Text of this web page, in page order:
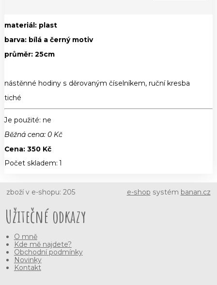
materiál: plast
barva: bílá a černý motiv
průměr: 25cm
nástěnné hodiny s děrovaným číselníkem, ruční kresba
tiché
Je použité: ne
Běžná cena: 0Kč
Cena: 350Kč
Počet skladem:1
zboží v e-shopu: 205 e-shop systém banan.cz
Užitečné odkazy
O mně
Kde mě najdete?
Obchodní podmínky
Novinky
Kontakt